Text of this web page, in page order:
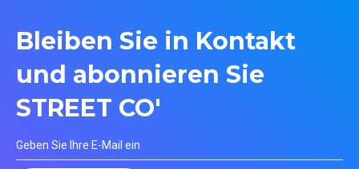
Bleiben Sie in Kontakt
und abonnieren Sie
STREET CO'